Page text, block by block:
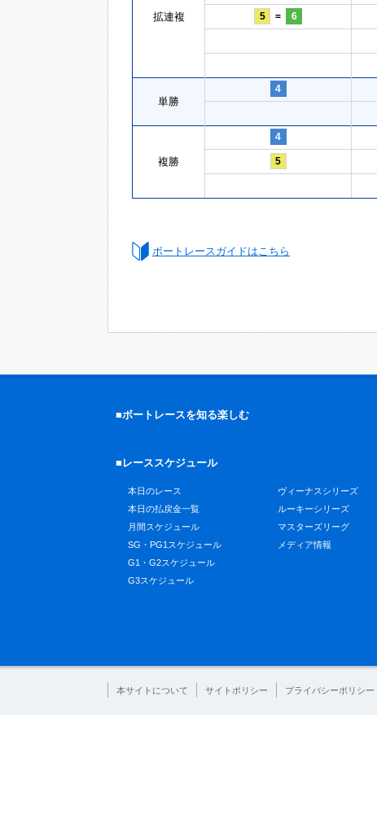
拡連複 5 = 6
単勝
4
複勝
4
5
ボートレースガイドはこちら
■ボートレースを知る楽しむ
■レーススケジュール
本日のレース
本日の払戻金一覧
月間スケジュール
SG・PG1スケジュール
G1・G2スケジュール
G3スケジュール
ヴィーナスシリーズ
ルーキーシリーズ
マスターズリーグ
メディア情報
本サイトについて サイトポリシー プライバシーポリシー